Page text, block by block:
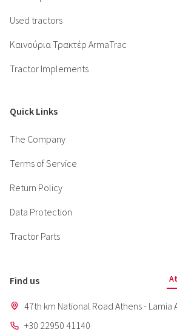
Used tractors
Καινούρια Τρακτέρ ArmaTrac
Tractor Implements
Quick Links
The Company
Terms of Service
Return Policy
Data Protection
Tractor Parts
Find us
47th km National Road Athens - Lamia
+30 22950 41140